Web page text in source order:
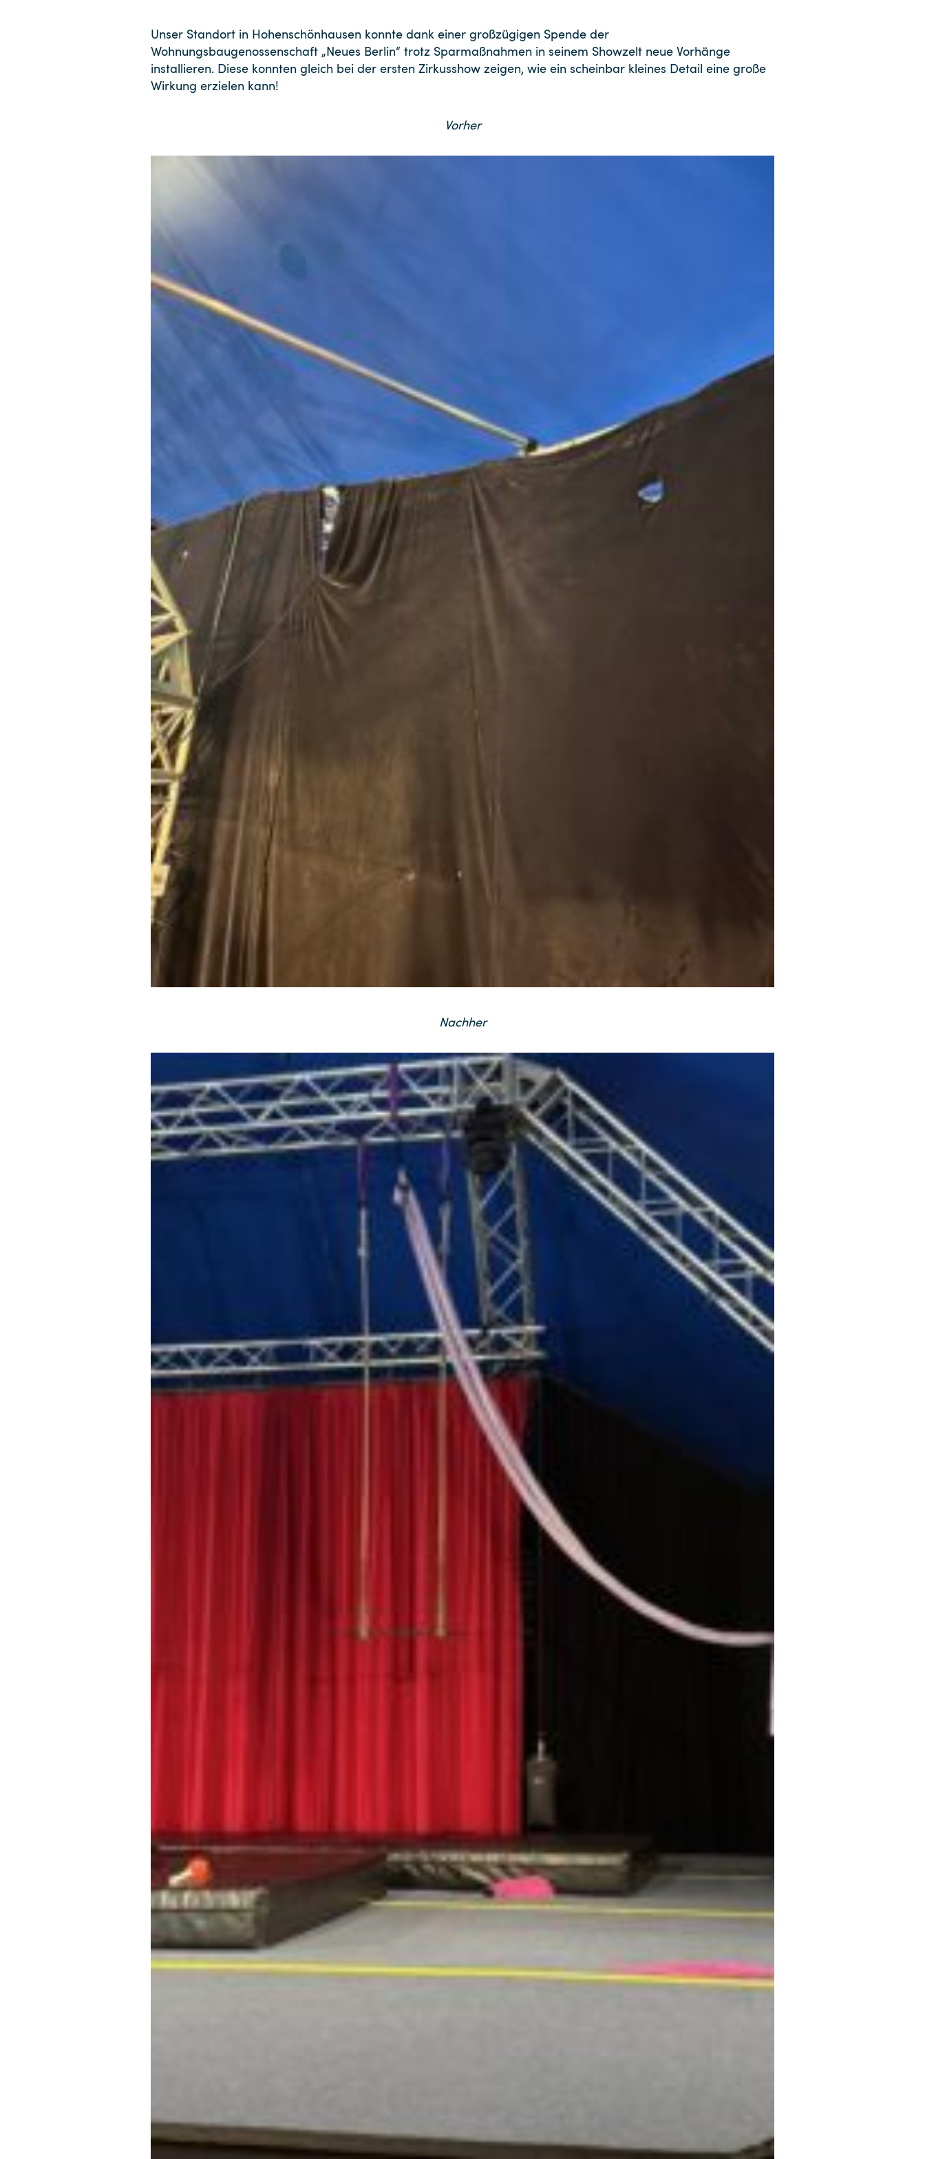
Unser Standort in Hohenschönhausen konnte dank einer großzügigen Spende der
Wohnungsbaugenossenschaft „Neues Berlin“ trotz Sparmaßnahmen in seinem Showzelt neue Vorhänge
installieren. Diese konnten gleich bei der ersten Zirkusshow zeigen, wie ein scheinbar kleines Detail eine große
Wirkung erzielen kann!
Vorher
Nachher